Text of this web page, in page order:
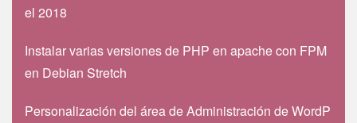
el 2018
Instalar varias versiones de PHP en apache con FPM
en Debian Stretch
Personalización del área de Administración de WordP